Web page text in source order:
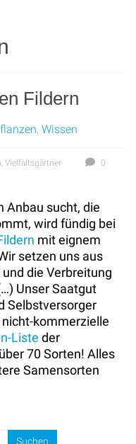
Fildern
,Wissen
,Vielfaltsgärtner
0
Anbau sucht, die
wird fündig bei
mit eignem
setzen uns aus
die Verbreitung
Unser Saatgut
Selbstversorger
kommerzielle
Liste der
70 Sorten! Alles
Samensorten